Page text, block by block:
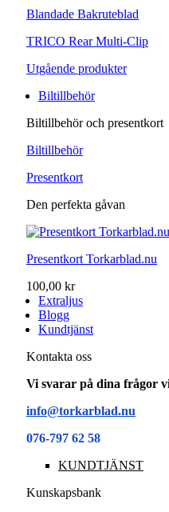
Blandade Bakruteblad
TRICO Rear Multi-Clip
Utgående produkter
Biltillbehör
Biltillbehör och presentkort
Biltillbehör
Presentkort
Den perfekta gåvan
Presentkort Torkarblad.nu
100,00 kr
Extraljus
Blogg
Kundtjänst
Kontakta oss
Vi svarar på dina frågor
info@torkarblad.nu
076-797 62 58
KUNDTJÄNST
Kunskapsbank